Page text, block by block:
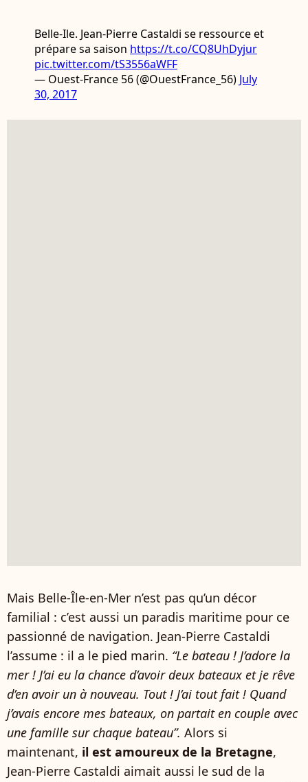
Belle-Ile. Jean-Pierre Castaldi se ressource et
prépare sa saison https://t.co/CQ8UhDyjur
pic.twitter.com/tS3556aWFF
— Ouest-France 56 (@OuestFrance_56) July
30, 2017
Mais Belle-Île-en-Mer n’est pas qu’un décor
familial : c’est aussi un paradis maritime pour ce
passionné de navigation. Jean-Pierre Castaldi
l’assume : il a le pied marin. “Le bateau ! J’adore la
mer ! J’ai eu la chance d’avoir deux bateaux et je rêve
d’en avoir un à nouveau. Tout ! J’ai tout fait ! Quand
j’avais encore mes bateaux, on partait en couple avec
une famille sur chaque bateau”. Alors si
maintenant, il est amoureux de la Bretagne,
Jean-Pierre Castaldi aimait aussi le sud de la